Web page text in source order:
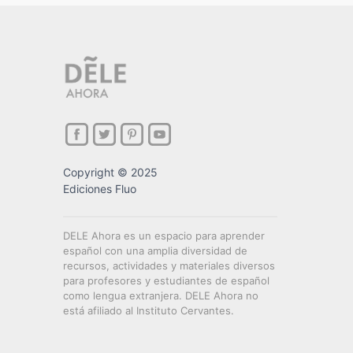
Copyright © 2025
Ediciones Fluo
DELE Ahora es un espacio para aprender
español con una amplia diversidad de
recursos, actividades y materiales diversos
para profesores y estudiantes de español
como lengua extranjera. DELE Ahora no
está afiliado al Instituto Cervantes.